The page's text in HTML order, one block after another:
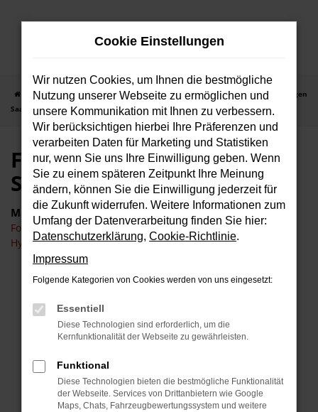
Zum
Startseite Saarbrücken Ford Ford Kuga
Ford Kuga Vorführwagen
Saarbrücken
Ford Kuga Vorführwagen
Saarbrücken
Marken
Ford
Hyundai
Fehler: Network Error
Beim Laden ist ein Fehler aufgetreten.
Hier sind ein paar Tipps, die dir helfen können:
Internetverbindung.
Laden andere Webseiten, zum Beispiel deine
Suchmaschine?
Cookie Einstellungen
Wir nutzen Cookies, um Ihnen die bestmögliche
Nutzung unserer Webseite zu ermöglichen und
unsere Kommunikation mit Ihnen zu verbessern.
Wir berücksichtigen hierbei Ihre Präferenzen und
verarbeiten Daten für Marketing und Statistiken
nur, wenn Sie uns Ihre Einwilligung geben. Wenn
Sie zu einem späteren Zeitpunkt Ihre Meinung
ändern, können Sie die Einwilligung jederzeit für
die Zukunft widerrufen. Weitere Informationen zum
Umfang der Datenverarbeitung finden Sie hier:
Datenschutzerklärung, Cookie-Richtlinie.
Impressum
Folgende Kategorien von Cookies werden von uns eingesetzt:
Essentiell
Diese Technologien sind erforderlich, um die
Kernfunktionalität der Webseite zu gewährleisten.
Funktional
Diese Technologien bieten die bestmögliche Funktionalität
der Webseite. Services von Drittanbietern wie Google
Maps, Chats, Fahrzeugbewertungssystem und weitere